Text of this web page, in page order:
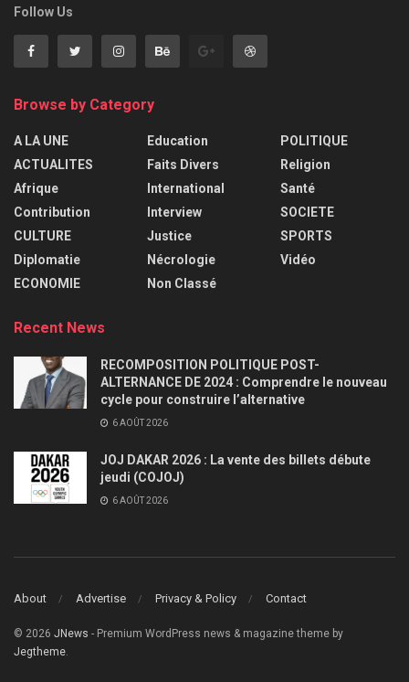
Follow Us
Browse by Category
A LA UNE
ACTUALITES
Afrique
Contribution
CULTURE
Diplomatie
ECONOMIE
Education
Faits Divers
International
Interview
Justice
Nécrologie
Non Classé
POLITIQUE
Religion
Santé
SOCIETE
SPORTS
Vidéo
Recent News
RECOMPOSITION POLITIQUE POST-
ALTERNANCE DE 2024 : Comprendre le nouveau
cycle pour construire l’alternative
6 AOÛT 2026
JOJ DAKAR 2026 : La vente des billets débute
jeudi (COJOJ)
6 AOÛT 2026
About Advertise Privacy & Policy Contact
© 2026 JNews - Premium WordPress news & magazine theme by
Jegtheme.